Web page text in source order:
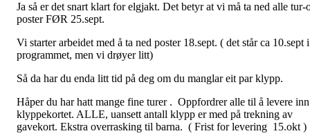
Ja så er det snart klart for elgjakt. Det betyr at vi må ta ned alle tur-
poster FØR 25.sept.
Vi starter arbeidet med å ta ned poster 18.sept. ( det står ca 10.sept i
programmet, men vi drøyer litt)
Så da har du enda litt tid på deg om du manglar eit par klypp.
Håper du har hatt mange fine turer . Oppfordrer alle til å levere inn
klyppekortet. ALLE, uansett antall klypp er med på trekning av
gavekort. Ekstra overrasking til barna. ( Frist for levering 15.okt )